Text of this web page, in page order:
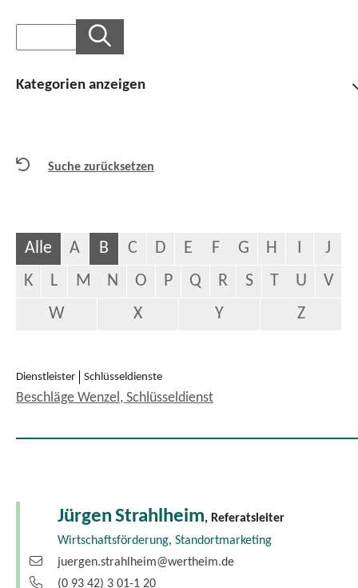
Kategorien anzeigen
Suche zurücksetzen
Alle A B C D E F G H
J
K
L M N O P Q R S T U
V
W
X Y Z
Dienstleister Schlüsseldienste
Beschläge Wenzel, Schlüsseldienst
JürgenStrahlheim, Referatsleiter
Wirtschaftsförderung, Standortmarketing
juergen.strahlheim@wertheim.de
(0 93 42) 3 01-1 20